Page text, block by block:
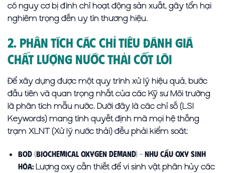
có nguy cơ bị đình chỉ hoạt động sản xuất, gây tổn hại
nghiêm trọng đến uy tín thương hiệu.
2. Phân Tích Các Chỉ Tiêu Đánh Giá
Chất Lượng Nước Thải Cốt Lõi
Để xây dựng được một quy trình xử lý hiệu quả, bước
đầu tiên và quan trọng nhất của các Kỹ sư Môi trường
là phân tích mẫu nước. Dưới đây là các chỉ số (LSI
Keywords) mang tính quyết định mà mọi hệ thống
trạm XLNT (Xử lý nước thải) đều phải kiểm soát:
BOD (Biochemical Oxygen Demand) – Nhu cầu oxy sinh
hóa:Lượng oxy cần thiết để vi sinh vật phân hủy các